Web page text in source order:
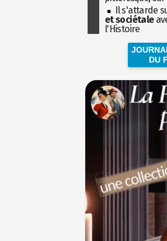
Il s'attarde
et sociétale
l'Histoire
DU